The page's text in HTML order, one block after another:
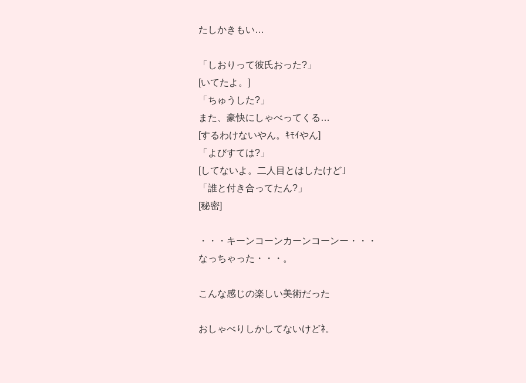
たしかきもい…
「しおりって彼氏おった?」
[いてたよ。]
「ちゅうした?」
また、豪快にしゃべってくる…
[するわけないやん。ｷﾓｲやん]
「よびすては?」
[してないよ。二人目とはしたけど｣
「誰と付き合ってたん?」
[秘密]
・・・キーンコーンカーンコーンー・・・
なっちゃった・・・。
こんな感じの楽しい美術だった
おしゃべりしかしてないけどﾈ。